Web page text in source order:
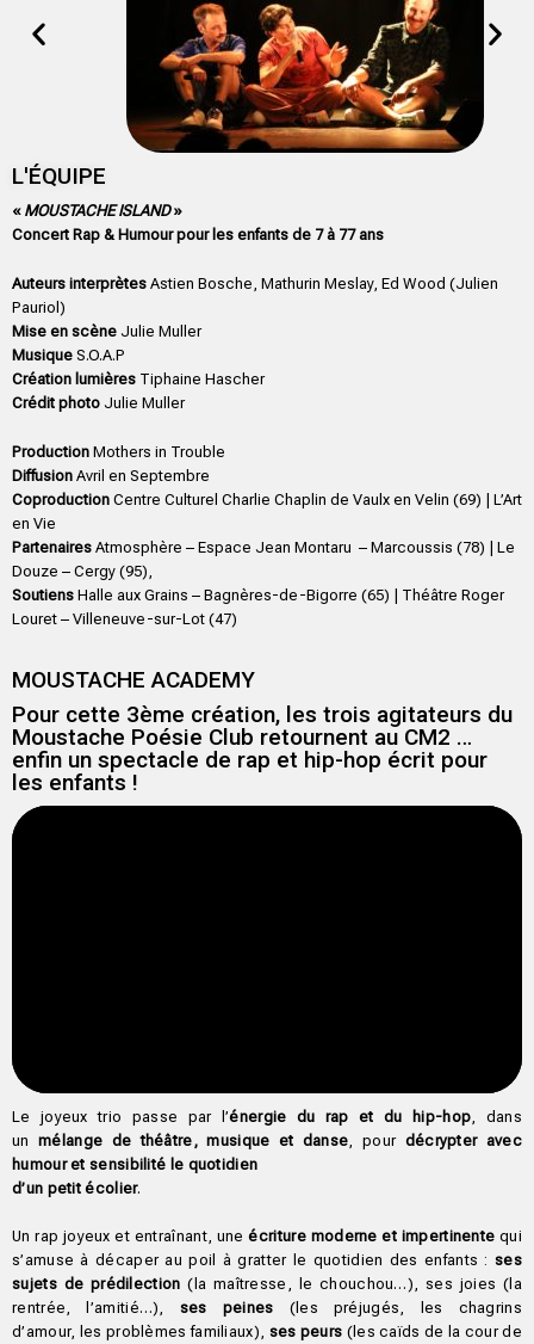
L'ÉQUIPE
« MOUSTACHE ISLAND»
Concert Rap & Humour pour les enfants de 7 à 77 ans
Auteurs interprètes Astien Bosche, Mathurin Meslay, Ed Wood (Julien
Pauriol)
Mise en scène Julie Muller
Musique S.O.A.P
Création lumières Tiphaine Hascher
Crédit photo Julie Muller
Production Mothers in Trouble
Diffusion Avril en Septembre
Coproduction Centre Culturel Charlie Chaplin de Vaulx en Velin (69) | L’Art
en Vie
Partenaires Atmosphère – Espace Jean Montaru – Marcoussis (78) | Le
Douze – Cergy (95),
Soutiens Halle aux Grains – Bagnères-de-Bigorre (65) | Théâtre Roger
Louret – Villeneuve-sur-Lot (47)
MOUSTACHE ACADEMY
Pour cette 3ème création, les trois agitateurs du
Moustache Poésie Club retournent au CM2 …
enfin un spectacle de rap et hip-hop écrit pour
les enfants !
Le joyeux trio passe par l’énergie du rap et du hip-hop , dans
unmélange de théâtre, musique et danse , pour décrypter avec
humour et sensibilité le quotidien
d’un petit écolier.
Un rap joyeux et entraînant, uneécriture moderne et impertinente qui
s’amuse à décaper au poil à gratter le quotidien des enfants :ses
sujets de prédilection (la maîtresse, le chouchou…), ses joies (la
rentrée, l’amitié…), ses peines (les préjugés, les chagrins
d’amour, les problèmes familiaux), ses peurs (les caïds de la cour de